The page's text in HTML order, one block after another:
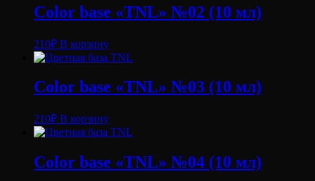
Color base «TNL» №02 (10 мл)
210₽ В корзину
Color base «TNL» №03 (10 мл)
210₽ В корзину
Color base «TNL» №04 (10 мл)